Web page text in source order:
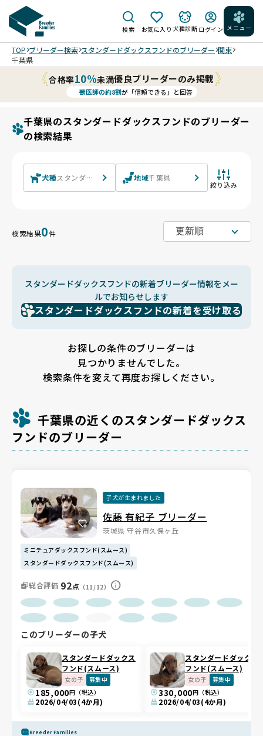
検索 お気に入り 犬種診断 ログイン メニュー
TOP ブリーダー検索 スタンダードダックスフンドのブリーダー 関東
千葉県
合格率10%未満優良ブリーダーのみ掲載
獣医師の約8割が「信頼できる」と回答
千葉県のスタンダードダックスフンドのブリーダー
の検索結果
犬種スタンダードダックスフンド スタンダードダックスフンド(
地域千葉県
絞り込み
検索結果0件
スタンダードダックスフンドの新着ブリーダー情報をメー
ルでお知らせします
スタンダードダックスフンドの新着を受け取る
お探しの条件のブリーダーは
見つかりませんでした。
検索条件を変えて再度お探しください。
千葉県の近くのスタンダードダックス
フンドのブリーダー
子犬が生まれました
佐藤 有紀子 ブリーダー
茨城県 守谷市久保ヶ丘
ミニチュアダックスフンド(スムース)
スタンダードダックスフンド(スムース)
総合評価 92点 （11/12）
このブリーダーの子犬
スタンダードダックス
フンド(スムース)
女の子 募集中
185,000円（税込）
2026/04/03(4か月)
スタンダードダックス
フンド(スムース)
女の子 募集中
330,000円（税込）
2026/04/03(4か月)
Breeder Families